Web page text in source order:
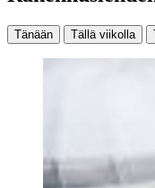
Tänään Tällä viikolla